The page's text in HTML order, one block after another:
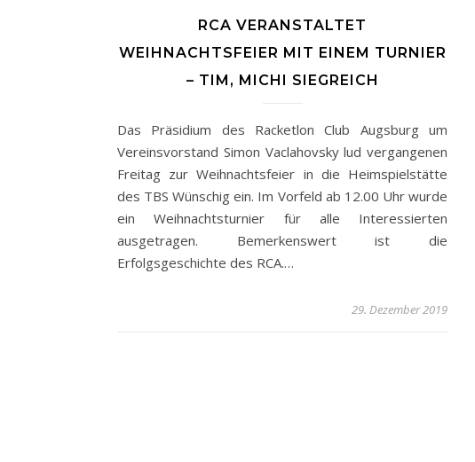
RCA VERANSTALTET
WEIHNACHTSFEIER MIT EINEM TURNIER
– TIM, MICHI SIEGREICH
Das Präsidium des Racketlon Club Augsburg um
Vereinsvorstand Simon Vaclahovsky lud vergangenen
Freitag zur Weihnachtsfeier in die Heimspielstätte
des TBS Wünschig ein. Im Vorfeld ab 12.00 Uhr wurde
ein Weihnachtsturnier für alle Interessierten
ausgetragen. Bemerkenswert ist die
Erfolgsgeschichte des RCA.…
29. Dezember 2019